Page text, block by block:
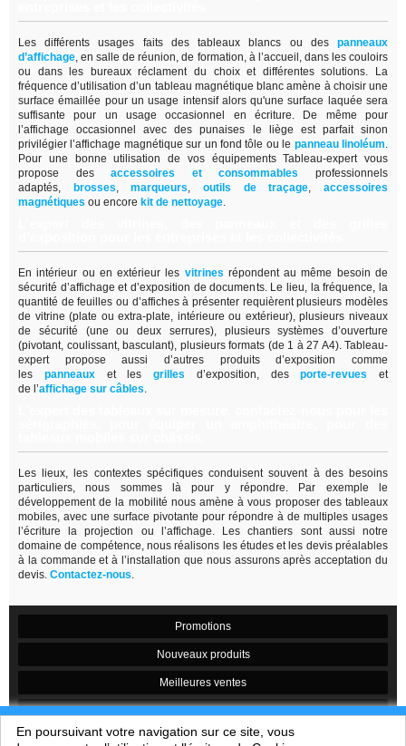
Les différents usages faits des tableaux blancs ou des
panneaux
d’affichage, en salle de réunion, de formation, à l’accueil, dans les couloirs
ou dans les bureaux réclament du choix et différentes solutions. La
fréquence d’utilisation d’un tableau magnétique blanc amène à choisir une
surface émaillée pour un usage intensif alors qu'une surface laquée sera
suffisante pour un usage occasionnel en écriture. De même pour
l’affichage occasionnel avec des punaises le liège est parfait sinon
privilégier l’affichage magnétique sur un fond tôle ou le panneau linoléum.
Pour une bonne utilisation de vos équipements Tableau-expert vous
propose des
accessoires et consommables
professionnels
adaptés,
brosses, marqueurs, outils de traçage,accessoires
magnétiques ou encore kit de nettoyage.
En intérieur ou en extérieur les vitrines répondent au même besoin de
sécurité d’affichage et d’exposition de documents. Le lieu, la fréquence, la
quantité de feuilles ou d’affiches à présenter requièrent plusieurs modèles
de vitrine (plate ou extra-plate, intérieure ou extérieur), plusieurs niveaux
de sécurité (une ou deux serrures), plusieurs systèmes d’ouverture
(pivotant, coulissant, basculant), plusieurs formats (de 1 à 27 A4). Tableau-
expert propose aussi d’autres produits d’exposition comme
les
panneaux et les grilles d’exposition, des porte-revues
et
de l’affichage sur câbles.
Les lieux, les contextes spécifiques conduisent souvent à des besoins
particuliers, nous sommes là pour y répondre. Par exemple le
développement de la mobilité nous amène à vous proposer des tableaux
mobiles, avec une surface pivotante pour répondre à de multiples usages
l’écriture la projection ou l’affichage. Les chantiers sont aussi notre
domaine de compétence, nous réalisons les études et les devis préalables
à la commande et à l’installation que nous assurons après acceptation du
devis. Contactez-nous.
Promotions
Nouveaux produits
Meilleures ventes
Conditions générales de vente
En poursuivant votre navigation sur ce site, vous